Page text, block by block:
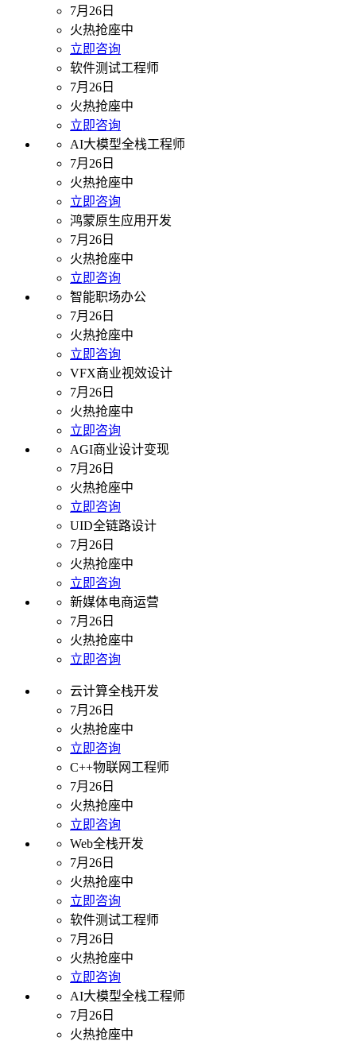
7月26日
火热抢座中
立即咨询
软件测试工程师
7月26日
火热抢座中
立即咨询
AI大模型全栈工程师
7月26日
火热抢座中
立即咨询
鸿蒙原生应用开发
7月26日
火热抢座中
立即咨询
智能职场办公
7月26日
火热抢座中
立即咨询
VFX商业视效设计
7月26日
火热抢座中
立即咨询
AGI商业设计变现
7月26日
火热抢座中
立即咨询
UID全链路设计
7月26日
火热抢座中
立即咨询
新媒体电商运营
7月26日
火热抢座中
立即咨询
云计算全栈开发
7月26日
火热抢座中
立即咨询
C++物联网工程师
7月26日
火热抢座中
立即咨询
Web全栈开发
7月26日
火热抢座中
立即咨询
软件测试工程师
7月26日
火热抢座中
立即咨询
AI大模型全栈工程师
7月26日
火热抢座中